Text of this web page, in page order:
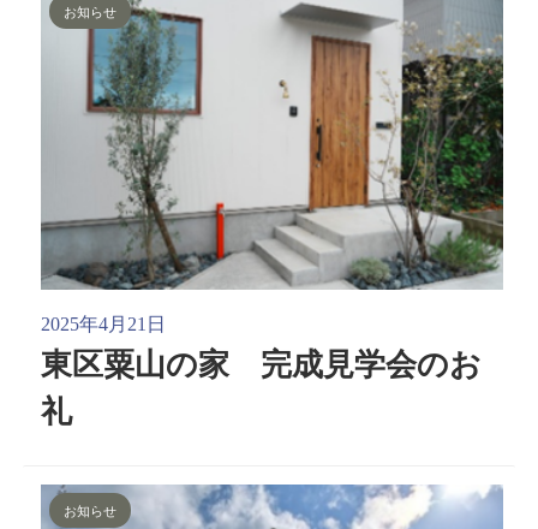
お知らせ
2025年4月21日
東区粟山の家 完成見学会のお
礼
お知らせ